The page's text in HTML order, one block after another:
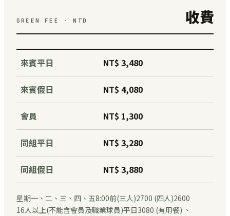
GREEN FEE · NTD 收費
來賓平日 NT$ 3,480
來賓假日 NT$ 4,080
會員 NT$ 1,300
同組平日 NT$ 3,280
同組假日 NT$ 3,880
星期一、二、三、四、五8:00前(三人)2700 (四人)2600
16人以上(不能含會員及職業球員)平日3080 (有用餐) 、